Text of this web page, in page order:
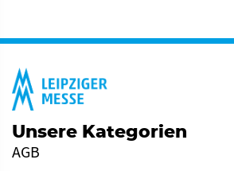
Unsere Kategorien
AGB